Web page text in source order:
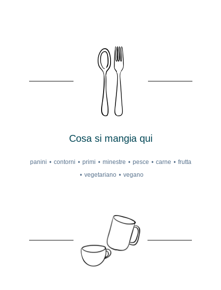
Cosa si mangia qui
panini contorni primi minestre pesce carne
frutta
vegetariano
vegano